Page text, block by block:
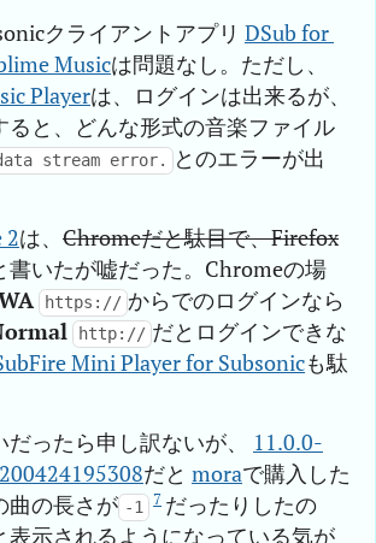
クライアントアプリ DSub for
Musicは問題なし。ただし、
Playerは、ログインは出来るが、
ると、どんな形式の音楽ファイル
stream error.
とのエラーが出
2は、 Chromeだと駄目で、Firefox
書いたが嘘だった。Chromeの場
https:// からでのログインなら
http:// だとログインできな
Mini Player for Subsonicも駄
ったら申し訳ないが、 11.0.0-
だと moraで購入した
曲の長さが -1 7 だったりしたの
表示されるようになっている気が